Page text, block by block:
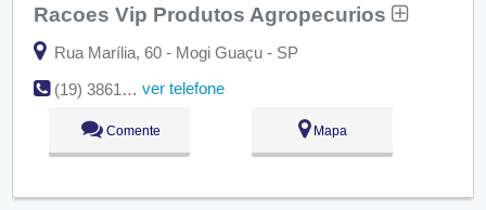
Racoes Vip Produtos Agropecurios
Rua Marília, 60 - Mogi Guaçu - SP
(19) 3861-4741
ver telefone
Comente Mapa